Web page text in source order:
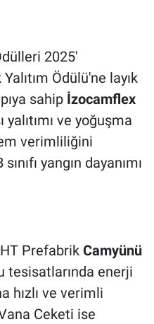
2025'
Ödülü'ne layık
sahip İzocamflex
yalıtımı ve yoğuşma
verimliliğini
yangın dayanımı
Prefabrik Camyünü
tesisatlarında enerji
hızlı ve verimli
Ceketi ise